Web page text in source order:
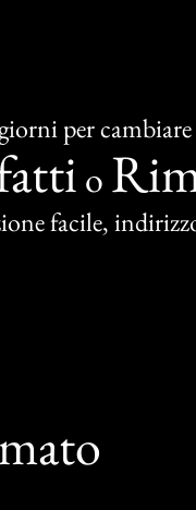
per cambiare
o
facile,